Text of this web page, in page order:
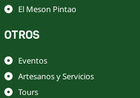
El Meson Pintao
OTROS
Eventos
Artesanos y Servicios
Tours